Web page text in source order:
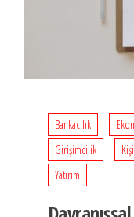
Bankacılık
Girişimcilik
Yatırım